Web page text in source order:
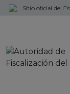
Sitio oficial del